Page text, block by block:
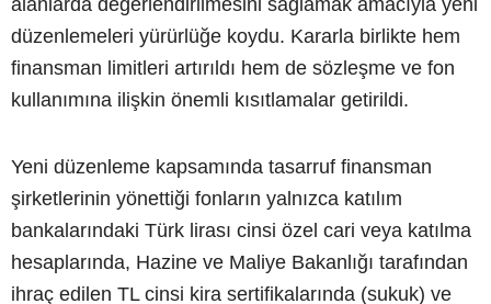
düzenlemeleri yürürlüğe koydu. Kararla birlikte hem
finansman limitleri artırıldı hem de sözleşme ve fon
kullanımına ilişkin önemli kısıtlamalar getirildi.
Yeni düzenleme kapsamında tasarruf finansman
şirketlerinin yönettiği fonların yalnızca katılım
bankalarındaki Türk lirası cinsi özel cari veya katılma
hesaplarında, Hazine ve Maliye Bakanlığı tarafından
ihraç edilen TL cinsi kira sertifikalarında (sukuk) ve